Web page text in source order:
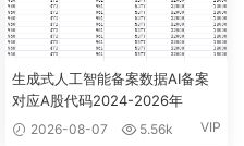
生成式人工智能备案数据AI备案
对应A股代码2024-2026年
2026-08-07 5.56k VIP